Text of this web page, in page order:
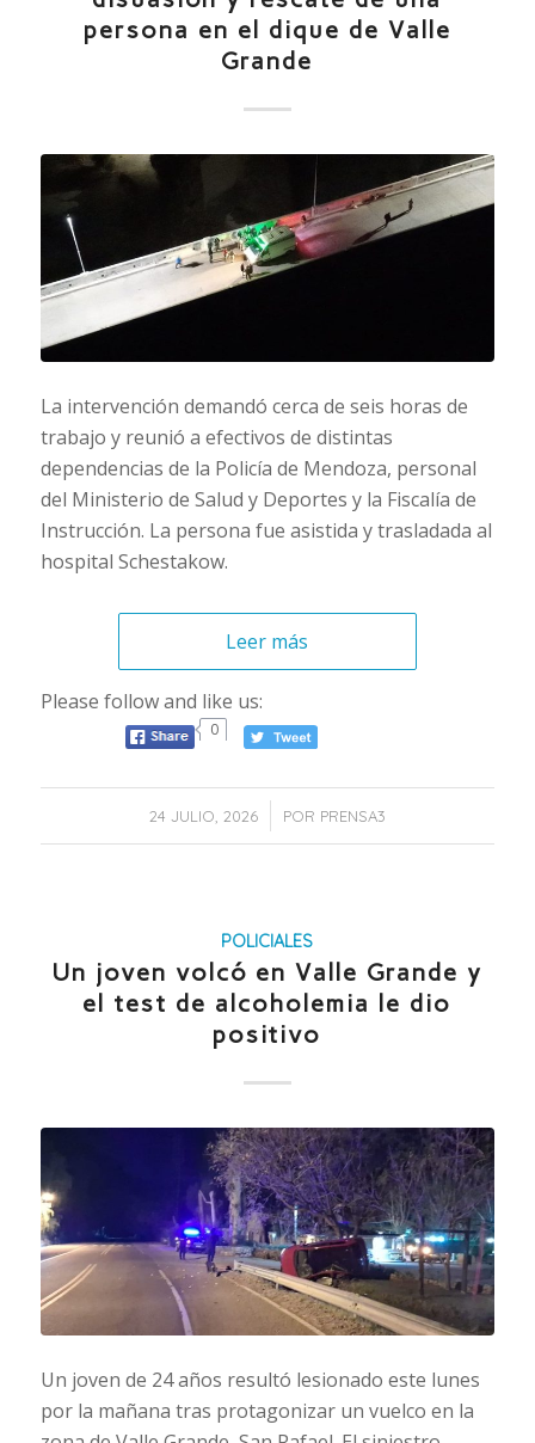
persona en el dique de Valle
Grande
La intervención demandó cerca de seis horas de
trabajo y reunió a efectivos de distintas
dependencias de la Policía de Mendoza, personal
del Ministerio de Salud y Deportes y la Fiscalía de
Instrucción. La persona fue asistida y trasladada al
hospital Schestakow.
Leer más
Please follow and like us:
0
24 JULIO, 2026 POR PRENSA3
POLICIALES
Un joven volcó en Valle Grande y
el test de alcoholemia le dio
positivo
Un joven de 24 años resultó lesionado este lunes
por la mañana tras protagonizar un vuelco en la